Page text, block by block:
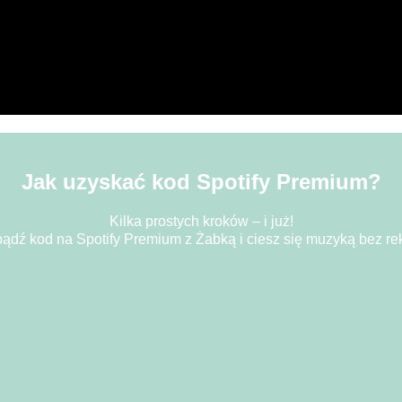
Jak uzyskać kod Spotify Premium?
Kilka prostych kroków – i już!
kod na Spotify Premium z Żabką i ciesz się muzyką bez